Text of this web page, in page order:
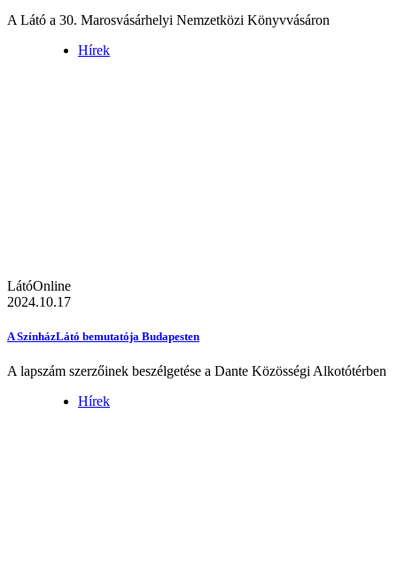
A Látó a 30. Marosvásárhelyi Nemzetközi Könyvvásáron
Hírek
LátóOnline
2024.10.17
A SzínházLátó bemutatója Budapesten
A lapszám szerzőinek beszélgetése a Dante Közösségi Alkotótérben
Hírek